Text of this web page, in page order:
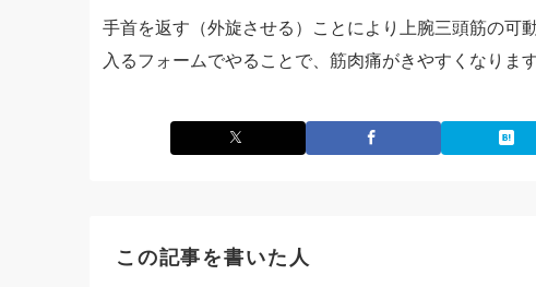
手首を返す（外旋させる）ことにより上腕三頭筋の可
入るフォームでやることで、筋肉痛がきやすくなります
この記事を書いた人